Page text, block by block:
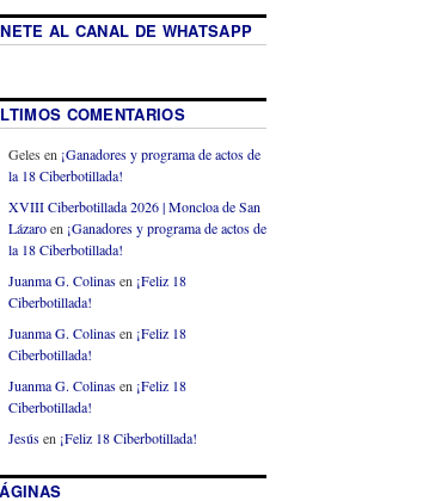
AL CANAL DE WHATSAPP
COMENTARIOS
Geles en ¡Ganadores y programa de actos de
la 18 Ciberbotillada!
XVIII Ciberbotillada 2026 | Moncloa de San
Lázaroen ¡Ganadores y programa de actos de
la 18 Ciberbotillada!
Juanma G. Colinasen ¡Feliz 18
Ciberbotillada!
Juanma G. Colinasen ¡Feliz 18
Ciberbotillada!
Juanma G. Colinasen ¡Feliz 18
Ciberbotillada!
Jesúsen ¡Feliz 18 Ciberbotillada!